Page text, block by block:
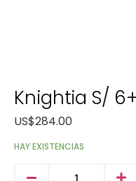
Knightia S/
US$284.00
HAY EXISTENCIAS